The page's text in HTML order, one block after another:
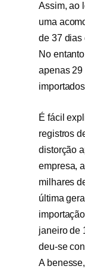
Assim, ao
uma
de 37 dias
No
apenas 29
É fácil
registros
distorção
empresa,
milhares
última
janeiro de
deu-se
A